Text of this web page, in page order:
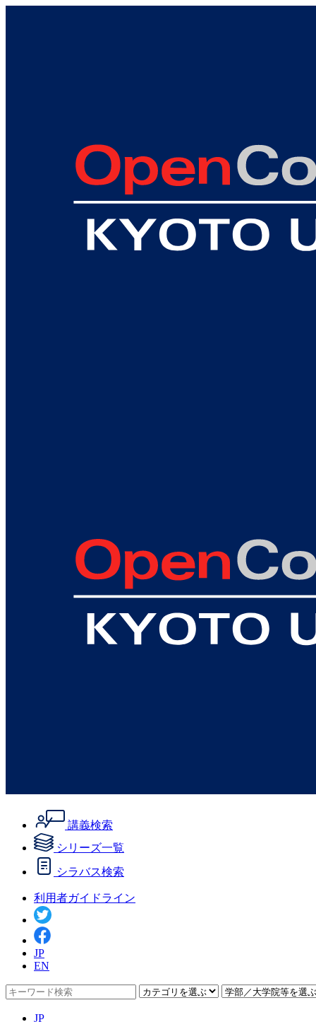
講義検索
シリーズ一覧
シラバス検索
利用者ガイドライン
JP
EN
JP